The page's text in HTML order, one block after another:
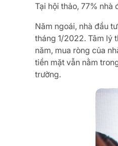
Tại hội thảo, 77%
Năm ngoái, nhà đầu
tháng 1/2022. Tâm lý
năm, mua ròng của
tiền mặt vẫn nằm
trường.